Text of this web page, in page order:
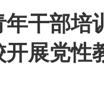
年干部培
开展党性